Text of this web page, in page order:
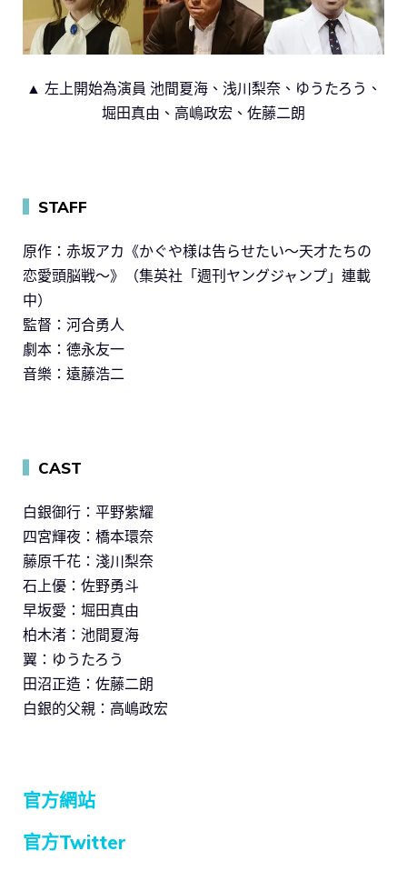
▲ 左上開始為演員 池間夏海、浅川梨奈、ゆうたろう、
堀田真由、高嶋政宏、佐藤二朗
STAFF
原作：赤坂アカ《かぐや様は告らせたい〜天才たちの
恋愛頭脳戦〜》（集英社「週刊ヤングジャンプ」連載
中）
監督：河合勇人
劇本：德永友一
音樂：遠藤浩二
CAST
白銀御行：平野紫耀
四宮輝夜：橋本環奈
藤原千花：淺川梨奈
石上優：佐野勇斗
早坂愛：堀田真由
柏木渚：池間夏海
翼：ゆうたろう
田沼正造：佐藤二朗
白銀的父親：高嶋政宏
官方網站
官方Twitter